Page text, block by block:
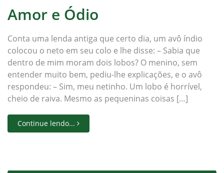
Amor e Ódio
Conta uma lenda antiga que certo dia, um avô índio
colocou o neto em seu colo e lhe disse: – Sabia que
dentro de mim moram dois lobos? O menino, sem
entender muito bem, pediu-lhe explicações, e o avô
respondeu: – Sim, meu netinho. Um lobo é horrível,
cheio de raiva. Mesmo as pequeninas coisas […]
Continue lendo...